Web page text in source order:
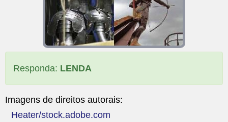
Responda: LENDA
Imagens de direitos autorais:
Heater/stock.adobe.com